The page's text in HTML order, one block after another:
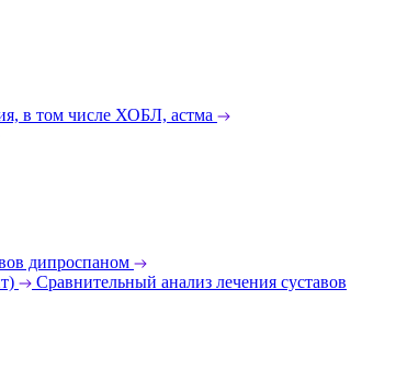
в том числе ХОБЛ, астма
дипроспаном
Сравнительный анализ лечения суставов